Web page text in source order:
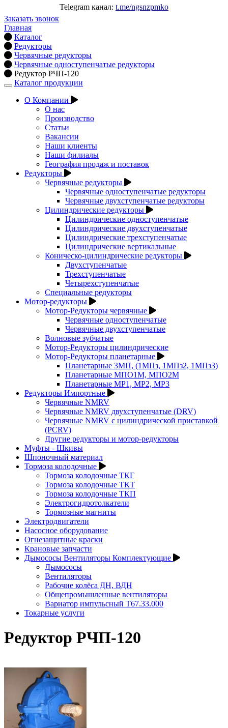
Telegram канал: t.me/ngsnzpmko
Заказать звонок
Главная
Каталог
Редукторы
Червячные редукторы
Червячные одноступенчатые редукторы
Редуктор РЧП-120
Открыть
навигацию
Каталог продукции
О Компании
О нас
Производство
Статьи
Вакансии
Наши клиенты
Наши филиалы
География продаж и поставок
Редукторы
Червячные редукторы
Червячные одноступенчатые редукторы
Червячные двухступенчатые редукторы
Цилиндрические редукторы
Цилиндрические одноступенчатые
Цилиндрические двухступенчатые
Цилиндрические трехступенчатые
Цилиндрические вертикальные
Коническо-цилиндрические редукторы
Двухступенчатые
Трехступенчатые
Четырехступенчатые
Специальные редукторы
Мотор-редукторы
Мотор-Редукторы червячные
Червячные одноступенчатые
Червячные двухступенчатые
Волновые зубчатые
Мотор-Редукторы цилиндрические
Мотор-Редукторы планетарные
Планетарные 3МП, (1МПз, 1МПз2, 1МПз3)
Планетарные МПО1М, МПО2М
Планетарные МР1, МР2, МР3
Редукторы Импортные
Червячные NMRV
Червячные NMRV двухступенчатые (DRV)
Червячные NMRV с цилиндрической приставкой
(PCRV)
Другие редукторы и мотор-редукторы
Муфты - Шкивы
Шпоночный материал
Тормоза колодочные
Тормоза колодочные ТКГ
Тормоза колодочные ТКТ
Тормоза колодочные ТКП
Электрогидротолкатели
Тормозные магниты
Электродвигатели
Насосное оборудование
Огнезащитные краски
Крановые запчасти
Дымососы Вентиляторы Комплектующие
Дымососы
Вентиляторы
Рабочие колёса ДН, ВДН
Общепромышленные вентиляторы
Вариатор импульсный Т67.33.000
Токарные услуги
Редуктор РЧП-120